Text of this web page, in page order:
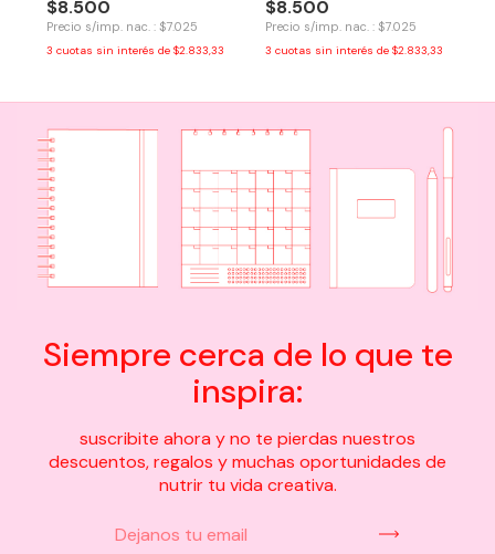
$8.500
Precio s/imp. nac. : $7.025
3 cuotas sin interés de $2.833,33
$8.500
Precio s/imp. nac. : $7.025
3 cuotas sin interés de $2.833,33
Siempre cerca de lo que te
inspira:
suscribite ahora y no te pierdas nuestros
descuentos, regalos y muchas oportunidades de
nutrir tu vida creativa.